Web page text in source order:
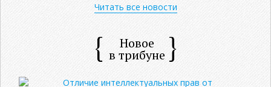
Читать все новости
Новое
в трибуне